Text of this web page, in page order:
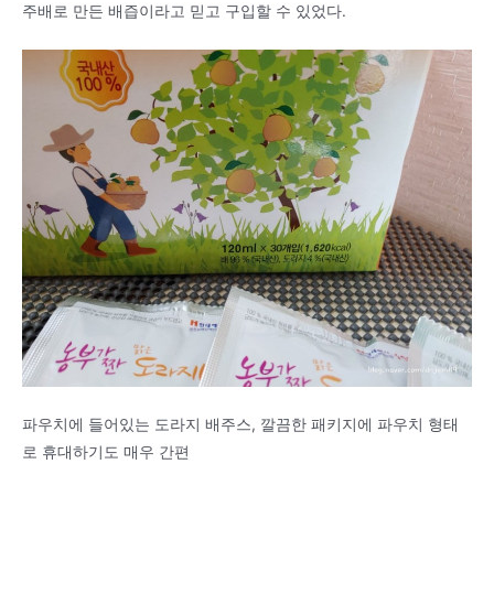
주배로 만든 배즙이라고 믿고 구입할 수 있었다.
파우치에 들어있는 도라지 배주스, 깔끔한 패키지에 파우치 형태
로 휴대하기도 매우 간편